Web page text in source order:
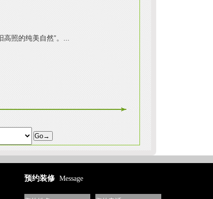
照的纯美自然”。...
预约装修 Message